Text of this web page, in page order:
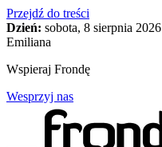
Przejdź do treści
Dzień: sobota, 8 sierpnia 2026
Emiliana
Wspieraj Frondę
Wesprzyj nas